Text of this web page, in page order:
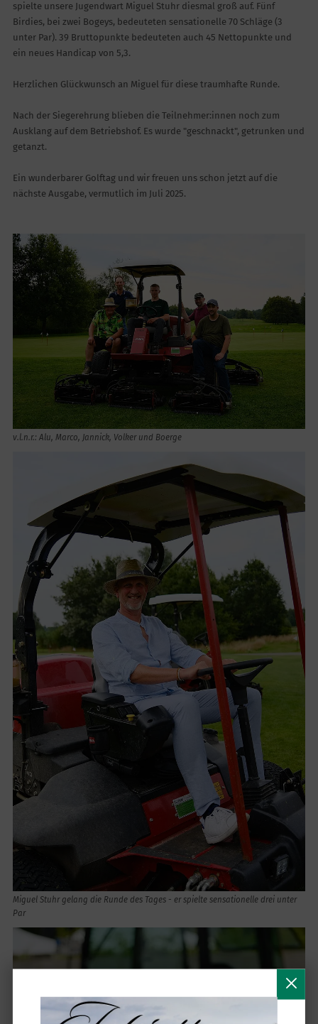
spielte unsere Jugendwart Miguel Stuhr diesmal groß auf. Fünf
Birdies, bei zwei Bogeys, bedeuteten sensationelle 70 Schläge (3
unter Par). 39 Bruttopunkte bedeuteten auch 45 Nettopunkte und
ein neues Handicap von 5,3.
Herzlichen Glückwunsch an Miguel für diese traumhafte Runde.
Nach der Siegerehrung blieben die Teilnehmer:innen noch zum
Ausklang auf dem Betriebshof. Es wurde "geschnackt", getrunken und
getanzt.
Ein wunderbarer Golftag und wir freuen uns schon jetzt auf die
nächste Ausgabe, vermutlich im Juli 2025.
v.l.n.r.: Alu, Marco, Jannick, Volker und Boerge
Miguel Stuhr gelang die Runde des Tages - er spielte sensationelle drei unter
Par